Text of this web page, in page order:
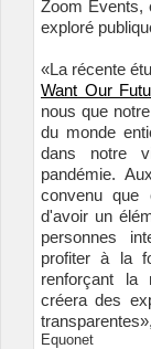
Zoom Events,
exploré
«La récente
Want Our
nous que
du monde
dans notre
pandémie.
convenu que
d'avoir un
personnes
profiter à la
renforçant la
créera des
Equonet